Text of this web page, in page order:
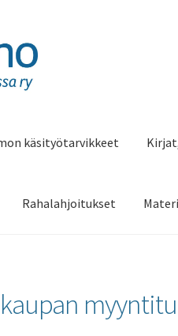
käsityötarvikkeet
Rahalahjoitukset
kaupan